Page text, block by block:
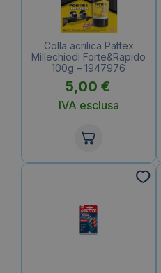
Colla acrilica Pattex
Millechiodi Forte&Rapido
100g – 1947976
5,00 €
IVA esclusa